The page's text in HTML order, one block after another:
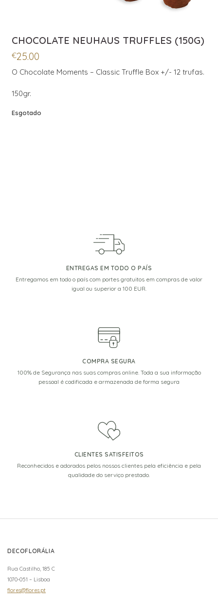
CHOCOLATE NEUHAUS TRUFFLES (150G)
€25.00
O Chocolate Moments – Classic Truffle Box +/- 12 trufas.
150gr.
Esgotado
ENTREGAS EM TODO O PAÍS
Entregamos em todo o país com portes gratuitos em compras de valor
igual ou superior a 100 EUR.
COMPRA SEGURA
100% de Segurança nas suas compras online. Toda a sua informação
pessoal é codificada e armazenada de forma segura
CLIENTES SATISFEITOS
Reconhecidos e adorados pelos nossos clientes pela eficiência e pela
qualidade do serviço prestado.
DECOFLORÁLIA
Rua Castilho, 185 C
1070-051 – Lisboa
flores@flores.pt